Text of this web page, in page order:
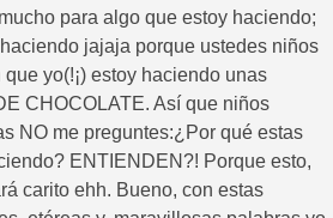
para algo que estoy haciendo;
jajaja porque ustedes niños
yo(!¡) estoy haciendo unas
CHOCOLATE. Así que niños
NO me preguntes:¿Por qué estas
ENTIENDEN?! Porque esto,
carito ehh. Bueno, con estas